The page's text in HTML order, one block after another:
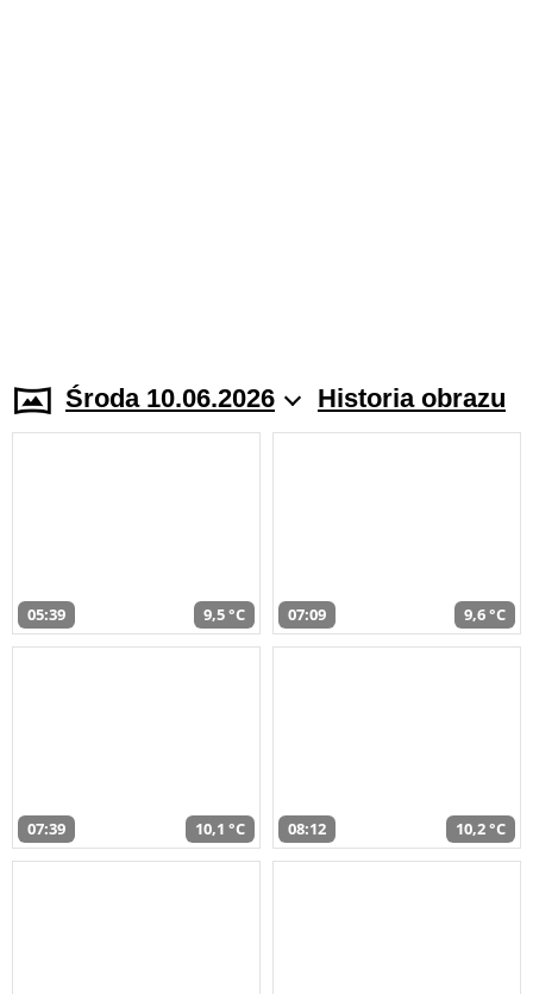
Środa 10.06.2026 Historia obrazu
05:39 9,5 °C 07:09 9,6 °C
07:39 10,1 °C 08:12 10,2 °C